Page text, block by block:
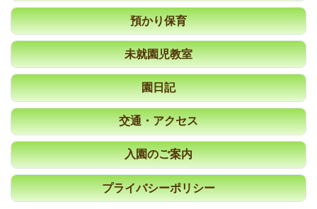
預かり保育
未就園児教室
園日記
交通・アクセス
入園のご案内
プライバシーポリシー